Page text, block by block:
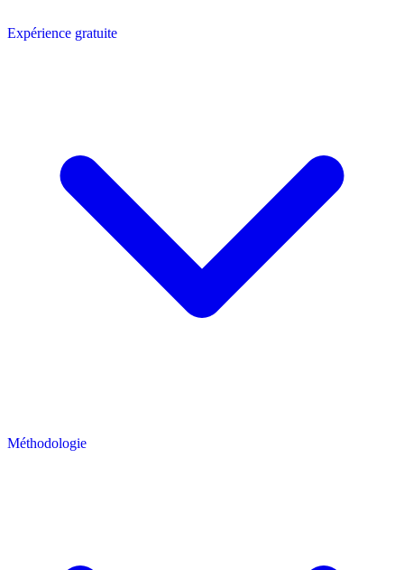
Expérience gratuite
Méthodologie